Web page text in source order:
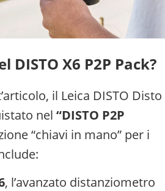
DISTO X6 P2P Pack?
il Leica DISTO Disto
nel “DISTO P2P
“chiavi in mano” per i
, l’avanzato distanziometro